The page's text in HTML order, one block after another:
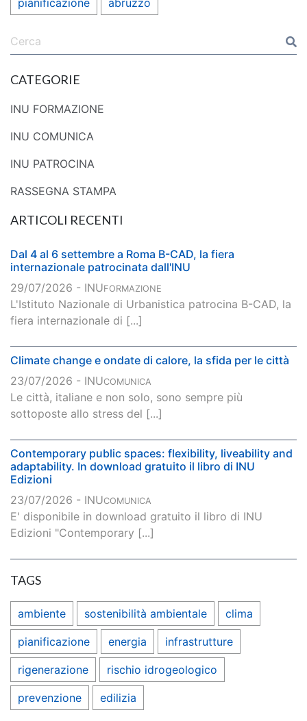
pianificazione abruzzo
CATEGORIE
INU FORMAZIONE
INU COMUNICA
INU PATROCINA
RASSEGNA STAMPA
ARTICOLI RECENTI
Dal 4 al 6 settembre a Roma B-CAD, la fiera
internazionale patrocinata dall'INU
29/07/2026 - INUFORMAZIONE
L'Istituto Nazionale di Urbanistica patrocina B-CAD, la
fiera internazionale di [...]
Climate change e ondate di calore, la sfida per le città
23/07/2026 - INUCOMUNICA
Le città, italiane e non solo, sono sempre più
sottoposte allo stress del [...]
Contemporary public spaces: flexibility, liveability and
adaptability. In download gratuito il libro di INU
Edizioni
23/07/2026 - INUCOMUNICA
E' disponibile in download gratuito il libro di INU
Edizioni "Contemporary [...]
TAGS
ambiente sostenibilità ambientale clima
pianificazione energia infrastrutture
rigenerazione rischio idrogeologico
prevenzione edilizia